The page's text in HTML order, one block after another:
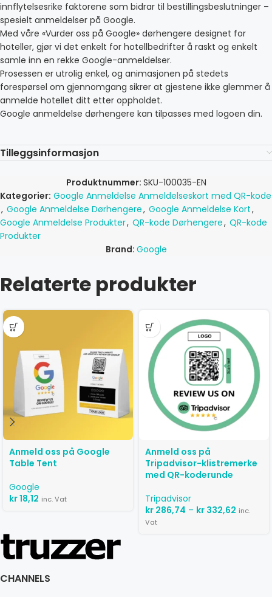
innflytelsesrike faktorene som bidrar til bestillingsbeslutninger –
spesielt anmeldelser på Google.
Med våre «Vurder oss på Google» dørhengere designet for
hoteller, gjør vi det enkelt for hotellbedrifter å raskt og enkelt
samle inn en rekke Google-anmeldelser.
Prosessen er utrolig enkel, og animasjonen på stedets
forespørsel om gjennomgang sikrer at gjestene ikke glemmer å
anmelde hotellet ditt etter oppholdet.
Google anmeldelse dørhengere kan tilpasses med logoen din.
Tilleggsinformasjon
Produktnummer: SKU-100035-EN
Kategorier: Google Anmeldelse Anmeldelseskort med QR-kode
, Google Anmeldelse Dørhengere, Google Anmeldelse Kort,
Google Anmeldelse Produkter, QR-kode Dørhengere, QR-kode
Produkter
Brand: Google
Relaterte produkter
Anmeld oss ​​på Google
Table Tent
Google
kr18,12 inc. Vat
Anmeld oss ​​på
Tripadvisor-klistremerke
med QR-koderunde
Tripadvisor
kr 286,74 – kr 332,62 inc.
Vat
CHANNELS